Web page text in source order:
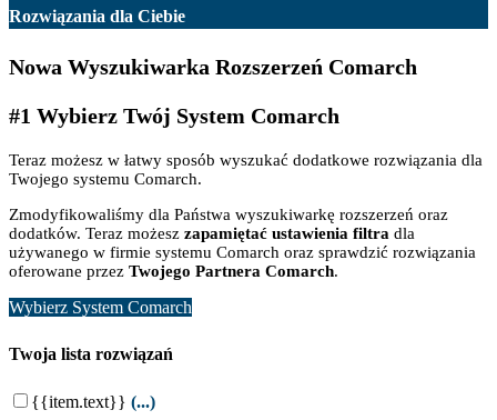
Rozwiązania dla Ciebie
Nowa Wyszukiwarka Rozszerzeń Comarch
#1 Wybierz Twój System Comarch
Teraz możesz w łatwy sposób wyszukać dodatkowe rozwiązania dla
Twojego systemu Comarch.
Zmodyfikowaliśmy dla Państwa wyszukiwarkę rozszerzeń oraz
dodatków. Teraz możesz zapamiętać ustawienia filtra dla
używanego w firmie systemu Comarch oraz sprawdzić rozwiązania
oferowane przez Twojego Partnera Comarch.
Wybierz System Comarch
Twoja lista rozwiązań
{{item.text}} (...)